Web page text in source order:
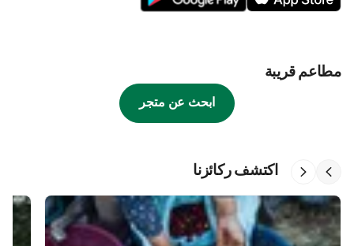
مطاعم قريبة
ابحث عن متجر
اكتشف ركائزنا